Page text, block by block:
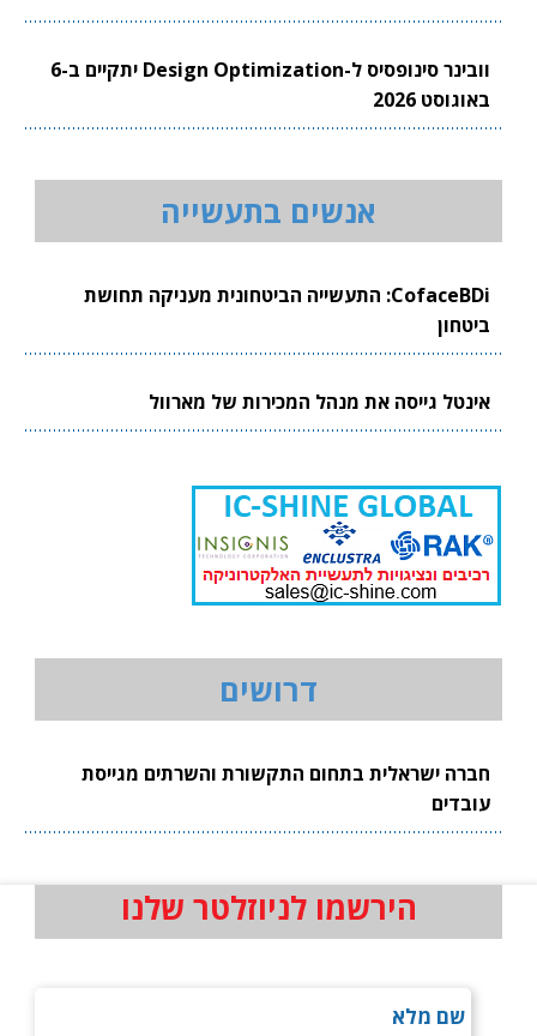
וובינר סינופסיס ל-Design Optimization יתקיים ב-6
באוגוסט 2026
אנשים בתעשייה
CofaceBDi: התעשייה הביטחונית מעניקה תחושת
ביטחון
אינטל גייסה את מנהל המכירות של מארוול
דרושים
חברה ישראלית בתחום התקשורת והשרתים מגייסת
עובדים
הירשמו לניוזלטר שלנו